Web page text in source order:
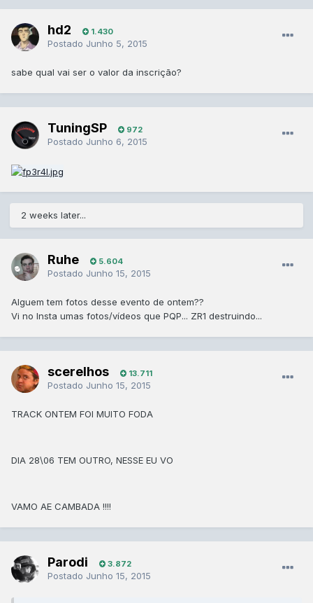
hd2 1.430
Postado Junho 5, 2015
sabe qual vai ser o valor da inscrição?
TuningSP 972
Postado Junho 6, 2015
2 weeks later...
Ruhe 5.604
Postado Junho 15, 2015
Alguem tem fotos desse evento de ontem??
Vi no Insta umas fotos/vídeos que PQP... ZR1 destruindo...
scerelhos 13.711
Postado Junho 15, 2015
TRACK ONTEM FOI MUITO FODA
DIA 28\06 TEM OUTRO, NESSE EU VO
VAMO AE CAMBADA !!!!
Parodi 3.872
Postado Junho 15, 2015